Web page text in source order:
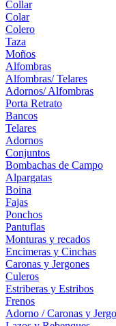
Collar
Colar
Colero
Taza
Moños
Alfombras
Alfombras/ Telares
Adornos/ Alfombras
Porta Retrato
Bancos
Telares
Adornos
Conjuntos
Bombachas de Campo
Alpargatas
Boina
Fajas
Ponchos
Pantuflas
Monturas y recados
Encimeras y Cinchas
Caronas y Jergones
Culeros
Estriberas y Estribos
Frenos
Adorno / Caronas y